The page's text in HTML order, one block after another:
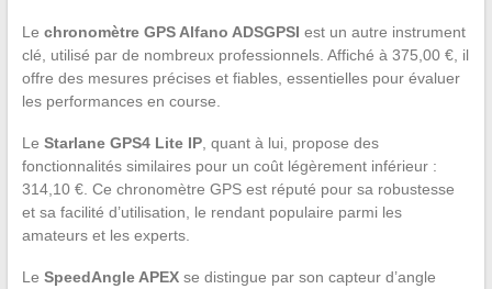
Le chronomètre GPS Alfano ADSGPSI est un autre instrument
clé, utilisé par de nombreux professionnels. Affiché à 375,00 €, il
offre des mesures précises et fiables, essentielles pour évaluer
les performances en course.
Le Starlane GPS4 Lite IP, quant à lui, propose des
fonctionnalités similaires pour un coût légèrement inférieur :
314,10 €. Ce chronomètre GPS est réputé pour sa robustesse
et sa facilité d’utilisation, le rendant populaire parmi les
amateurs et les experts.
Le SpeedAngle APEXse distingue par son capteur d’angle